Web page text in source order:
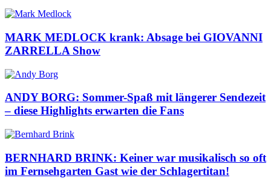
MARK MEDLOCK krank: Absage bei GIOVANNI
ZARRELLA Show
ANDY BORG: Sommer-Spaß mit längerer Sendezeit
– diese Highlights erwarten die Fans
BERNHARD BRINK: Keiner war musikalisch so oft
im Fernsehgarten Gast wie der Schlagertitan!